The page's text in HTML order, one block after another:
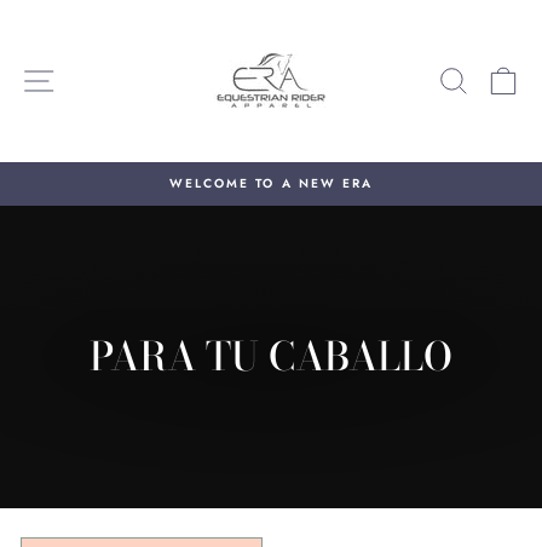
contenido
diapositivas
WELCOME TO A NEW ERA
PARA TU CABALLO